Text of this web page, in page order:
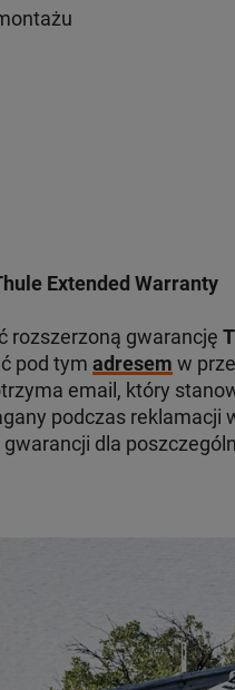
Extended Warranty
rozszerzoną gwarancję
pod tym adresem w
email, który
podczas reklamacji
gwarancji dla